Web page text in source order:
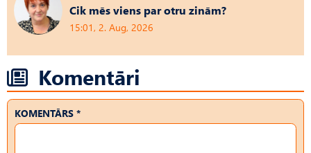
Cik mēs viens par otru zinām?
15:01, 2. Aug, 2026
Komentāri
KOMENTĀRS *